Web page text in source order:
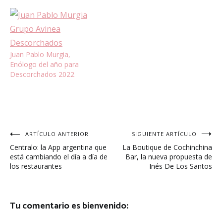
Juan Pablo Murgia,
Enólogo del año para
Descorchados 2022
Navegación
de
entradas
ARTÍCULO ANTERIOR
Centralo: la App argentina que
está cambiando el día a día de
los restaurantes
SIGUIENTE ARTÍCULO
La Boutique de Cochinchina
Bar, la nueva propuesta de
Inés De Los Santos
Tu comentario es bienvenido: